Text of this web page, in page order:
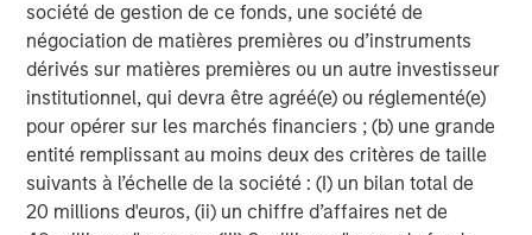
société de gestion de ce fonds, une société de
négociation de matières premières ou d’instruments
dérivés sur matières premières ou un autre investisseur
institutionnel, qui devra être agréé(e) ou réglementé(e)
pour opérer sur les marchés financiers ; (b) une grande
entité remplissant au moins deux des critères de taille
suivants à l’échelle de la société : (I) un bilan total de
20 millions d'euros, (ii) un chiffre d’affaires net de
bénéfices des entreprises en portefeuille est restée
globalement soutenue. Cependant, de nombreux titres ont
vu leurs multiples de valorisation baisser.
Notre réponse a été à la fois disciplinée et analytique.
Nous avons passé au crible les risques liés à l'IA tant au
niveau des entreprises que des secteurs, et avons
engagé le dialogue avec les équipes de direction. Pour